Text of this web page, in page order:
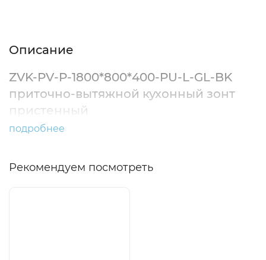
Описание
ZVK-PV-P-1800*800*400-PU-L-GL-BK
приточно-вытяжной кухонный зонт
пристенный
подробнее
Рекомендуем посмотреть